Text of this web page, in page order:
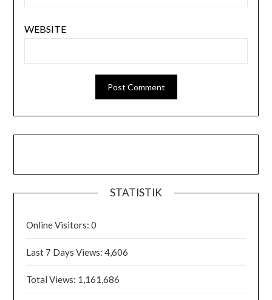
WEBSITE
STATISTIK
Online Visitors:0
Last 7 Days Views:4,606
Total Views: 1,161,686